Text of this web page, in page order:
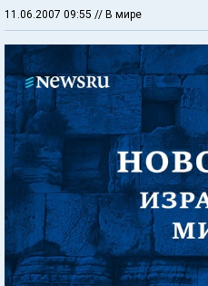
11.06.2007 09:55 // В мире